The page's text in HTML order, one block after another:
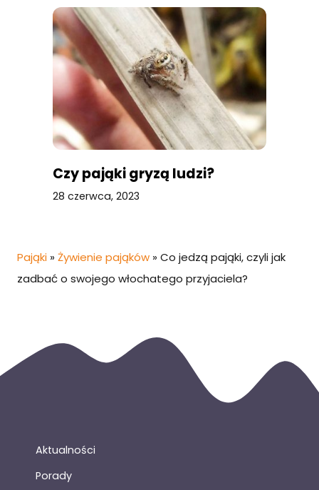
Czy pająki gryzą ludzi?
28 czerwca, 2023
Pająki » Żywienie pająków » Co jedzą pająki, czyli jak
zadbać o swojego włochatego przyjaciela?
Aktualności
Porady